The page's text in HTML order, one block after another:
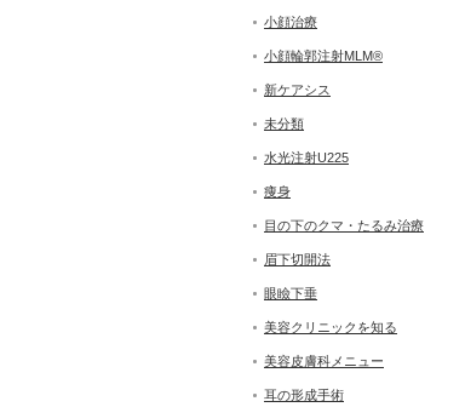
小顔治療
小顔輪郭注射MLM®
新ケアシス
未分類
水光注射U225
痩身
目の下のクマ・たるみ治療
眉下切開法
眼瞼下垂
美容クリニックを知る
美容皮膚科メニュー
耳の形成手術